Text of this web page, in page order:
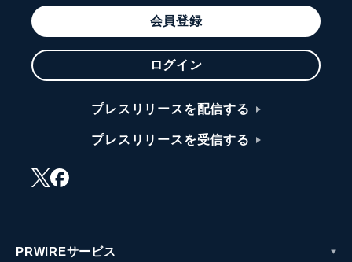
会員登録
ログイン
プレスリリースを配信する
プレスリリースを受信する
PRWIREサービス